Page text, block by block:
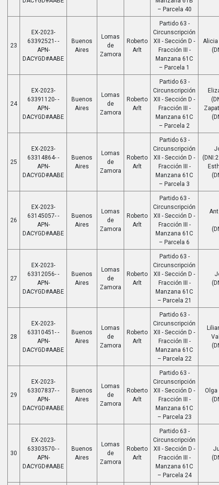
– Parcela 40
23
EX-2023-
63392521- -
APN-
DACYGD#AABE
Buenos
Aires
Lomas
de
Zamora
Roberto
Arlt
Partido 63 -
Circunscripción
XII - Sección D -
Fracción III -
Manzana 61C
– Parcela 1
Alicia
24
EX-2023-
63391120- -
APN-
DACYGD#AABE
Buenos
Aires
Lomas
de
Zamora
Roberto
Arlt
Partido 63 -
Circunscripción
XII - Sección D -
Fracción III -
Manzana 61C
– Parcela 2
25
EX-2023-
63314864- -
APN-
DACYGD#AABE
Buenos
Aires
Lomas
de
Zamora
Roberto
Arlt
Partido 63 -
Circunscripción
XII - Sección D -
Fracción III -
Manzana 61C
– Parcela 3
26
EX-2023-
63145057- -
APN-
DACYGD#AABE
Buenos
Aires
Lomas
de
Zamora
Roberto
Arlt
Partido 63 -
Circunscripción
XII - Sección D -
Fracción III -
Manzana 61C
– Parcela 6
27
EX-2023-
63312056- -
APN-
DACYGD#AABE
Buenos
Aires
Lomas
de
Zamora
Roberto
Arlt
Partido 63 -
Circunscripción
XII - Sección D -
Fracción III -
Manzana 61C
– Parcela 21
28
EX-2023-
63310451- -
APN-
DACYGD#AABE
Buenos
Aires
Lomas
de
Zamora
Roberto
Arlt
Partido 63 -
Circunscripción
XII - Sección D -
Fracción III -
Manzana 61C
– Parcela 22
29
EX-2023-
63307837- -
APN-
DACYGD#AABE
Buenos
Aires
Lomas
de
Zamora
Roberto
Arlt
Partido 63 -
Circunscripción
XII - Sección D -
Fracción III -
Manzana 61C
– Parcela 23
Olga
30
EX-2023-
63303570- -
APN-
DACYGD#AABE
Buenos
Aires
Lomas
de
Zamora
Roberto
Arlt
Partido 63 -
Circunscripción
XII - Sección D -
Fracción III -
Manzana 61C
– Parcela 24